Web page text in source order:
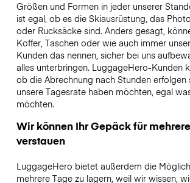
Größen und Formen in jeder unserer
ist egal, ob es die Skiausrüstung, das
oder Rucksäcke sind. Anders gesagt,
Koffer, Taschen oder wie auch immer
Kunden das nennen, sicher bei uns
alles unterbringen. LuggageHero-Kunden
ob die Abrechnung nach Stunden erfolgen
unsere Tagesrate haben möchten, egal
möchten.
Wir können Ihr Gepäck für
verstauen
LuggageHero bietet außerdem die
mehrere Tage zu lagern, weil wir wissen,